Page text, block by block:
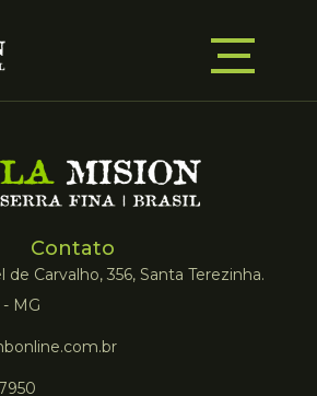
Contato
de Carvalho, 356, Santa Terezinha.
MG